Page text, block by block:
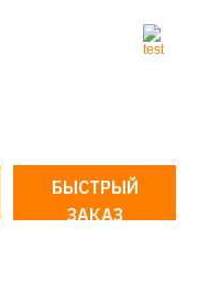
БЫСТРЫЙ
ЗАКАЗ